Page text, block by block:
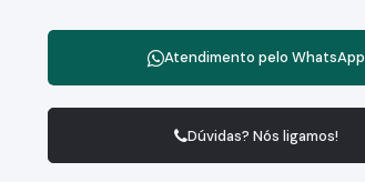
Atendimento pelo WhatsApp
Dúvidas? Nós ligamos!